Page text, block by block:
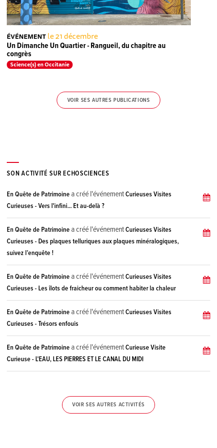
ÉVÉNEMENT le 21 décembre
Un Dimanche Un Quartier - Rangueil, du chapitre au
congrès
Science(s) en Occitanie
VOIR SES AUTRES PUBLICATIONS
SON ACTIVITÉ SUR ECHOSCIENCES
En Quête de Patrimoinea créé l'événementCurieuses Visites
Curieuses - Vers l'infini... Et au-delà ?
En Quête de Patrimoinea créé l'événementCurieuses Visites
Curieuses - Des plaques telluriques aux plaques minéralogiques,
suivez l’enquête !
En Quête de Patrimoinea créé l'événementCurieuses Visites
Curieuses - Les îlots de fraicheur ou comment habiter la chaleur
En Quête de Patrimoinea créé l'événementCurieuses Visites
Curieuses - Trésors enfouis
En Quête de Patrimoinea créé l'événementCurieuse Visite
Curieuse - L'EAU, LES PIERRES ET LE CANAL DU MIDI
VOIR SES AUTRES ACTIVITÉS